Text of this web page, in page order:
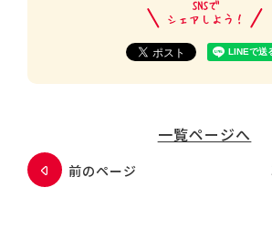
一覧ページへ
前のページ